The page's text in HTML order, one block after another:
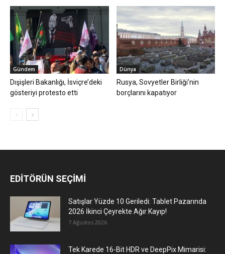
Gündem
Dışişleri Bakanlığı, İsviçre’deki
gösteriyi protesto etti
Dünya
Rusya, Sovyetler Birliği’nin
borçlarını kapatıyor
EDİTÖRÜN SEÇİMİ
Satışlar Yüzde 10 Geriledi: Tablet Pazarında
2026 İkinci Çeyrekte Ağır Kayıp!
7 Ağustos 2026
Tek Karede 16-Bit HDR ve DeepPix Mimarisi: